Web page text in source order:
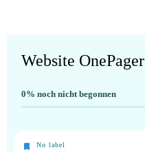
Website OnePager
0% noch nicht begonnen
No label